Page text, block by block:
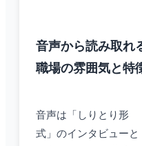
音声から読み取れ
職場の雰囲気と特
音声は「しりとり形
式」のインタビューと